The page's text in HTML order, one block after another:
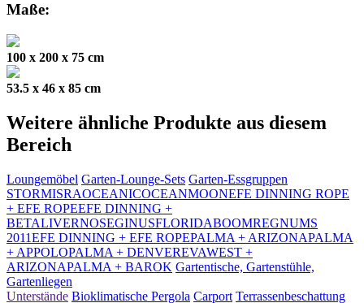
Maße:
100 x 200 x 75 cm
53.5 x 46 x 85 cm
Weitere ähnliche Produkte aus diesem
Bereich
Loungemöbel Garten-Lounge-Sets Garten-Essgruppen
STORMISRAOCEANICOCEANMOONEFE DINNING ROPE
+ EFE ROPEEFE DINNING +
BETALIVERNOSEGINUSFLORIDABOOMREGNUMS
2011EFE DINNING + EFE ROPEPALMA + ARIZONAPALMA
+ APPOLOPALMA + DENVEREVAWEST +
ARIZONAPALMA + BAROK Gartentische, Gartenstühle,
Gartenliegen
Unterstände Bioklimatische Pergola Carport Terrassenbeschattung